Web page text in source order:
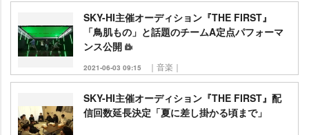
SKY-HI主催オーディション『THE FIRST』
「鳥肌もの」と話題のチームA定点パフォーマ
ンス公開
2021-06-03 09:15 ｜音楽｜
SKY-HI主催オーディション『THE FIRST』配
信回数延長決定「夏に差し掛かる頃まで」